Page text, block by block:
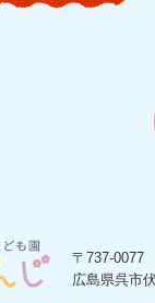
〒737-0077
広島県呉市